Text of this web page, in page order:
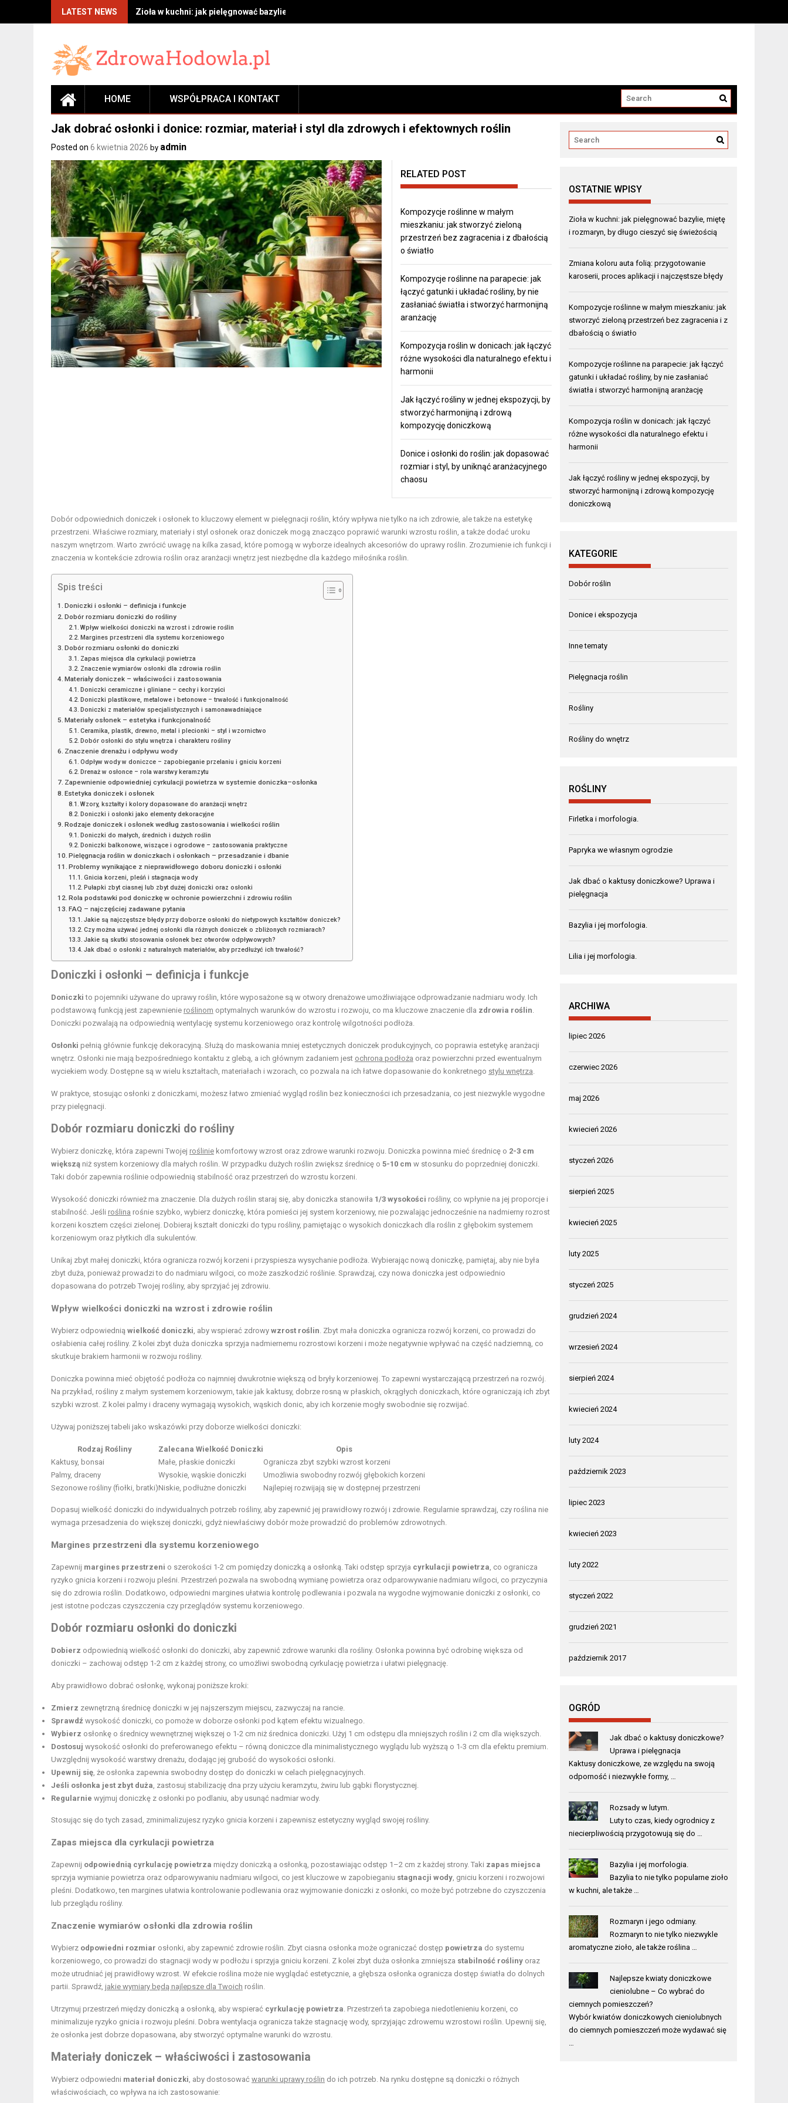
LATEST NEWS Zioła w kuchni: jak pielęgnować bazylie, miętę i rozmaryn, by długo cieszyć się świeżością
HOME WSPÓŁPRACA I KONTAKT
Jak dobrać osłonki i donice: rozmiar, materiał i styl dla zdrowych i efektownych roślin
Posted on 6 kwietnia 2026 by admin
RELATED POST
Kompozycje roślinne w małym
mieszkaniu: jak stworzyć zieloną
przestrzeń bez zagracenia i z dbałością
o światło
Kompozycje roślinne na parapecie: jak
łączyć gatunki i układać rośliny, by nie
zasłaniać światła i stworzyć harmonijną
aranżację
Kompozycja roślin w donicach: jak łączyć
różne wysokości dla naturalnego efektu i
harmonii
Jak łączyć rośliny w jednej ekspozycji, by
stworzyć harmonijną i zdrową
kompozycję doniczkową
Donice i osłonki do roślin: jak dopasować
rozmiar i styl, by uniknąć aranżacyjnego
chaosu
Dobór odpowiednich doniczek i osłonek to kluczowy element w pielęgnacji roślin, który wpływa nie tylko na ich zdrowie, ale także na estetykę
przestrzeni. Właściwe rozmiary, materiały i styl osłonek oraz doniczek mogą znacząco poprawić warunki wzrostu roślin, a także dodać uroku
naszym wnętrzom. Warto zwrócić uwagę na kilka zasad, które pomogą w wyborze idealnych akcesoriów do uprawy roślin. Zrozumienie ich funkcji i
znaczenia w kontekście zdrowia roślin oraz aranżacji wnętrz jest niezbędne dla każdego miłośnika roślin.
Spis treści
Doniczki i osłonki – definicja i funkcje
Dobór rozmiaru doniczki do rośliny
Wpływ wielkości doniczki na wzrost i zdrowie roślin
Margines przestrzeni dla systemu korzeniowego
Dobór rozmiaru osłonki do doniczki
Zapas miejsca dla cyrkulacji powietrza
Znaczenie wymiarów osłonki dla zdrowia roślin
Materiały doniczek – właściwości i zastosowania
Doniczki ceramiczne i gliniane – cechy i korzyści
Doniczki plastikowe, metalowe i betonowe – trwałość i funkcjonalność
Doniczki z materiałów specjalistycznych i samonawadniające
Materiały osłonek – estetyka i funkcjonalność
Ceramika, plastik, drewno, metal i plecionki – styl i wzornictwo
Dobór osłonki do stylu wnętrza i charakteru rośliny
Znaczenie drenażu i odpływu wody
Odpływ wody w doniczce – zapobieganie przelaniu i gniciu korzeni
Drenaż w osłonce – rola warstwy keramzytu
Zapewnienie odpowiedniej cyrkulacji powietrza w systemie doniczka–osłonka
Estetyka doniczek i osłonek
Wzory, kształty i kolory dopasowane do aranżacji wnętrz
Doniczki i osłonki jako elementy dekoracyjne
Rodzaje doniczek i osłonek według zastosowania i wielkości roślin
Doniczki do małych, średnich i dużych roślin
Doniczki balkonowe, wiszące i ogrodowe – zastosowania praktyczne
Pielęgnacja roślin w doniczkach i osłonkach – przesadzanie i dbanie
Problemy wynikające z nieprawidłowego doboru doniczki i osłonki
Gnicia korzeni, pleśń i stagnacja wody
Pułapki zbyt ciasnej lub zbyt dużej doniczki oraz osłonki
Rola podstawki pod doniczkę w ochronie powierzchni i zdrowiu roślin
FAQ – najczęściej zadawane pytania
Jakie są najczęstsze błędy przy doborze osłonki do nietypowych kształtów doniczek?
Czy można używać jednej osłonki dla różnych doniczek o zbliżonych rozmiarach?
Jakie są skutki stosowania osłonek bez otworów odpływowych?
Jak dbać o osłonki z naturalnych materiałów, aby przedłużyć ich trwałość?
Doniczki i osłonki – definicja i funkcje
Doniczki to pojemniki używane do uprawy roślin, które wyposażone są w otwory drenażowe umożliwiające odprowadzanie nadmiaru wody. Ich
podstawową funkcją jest zapewnienie roślinom optymalnych warunków do wzrostu i rozwoju, co ma kluczowe znaczenie dla zdrowia roślin
Doniczki pozwalają na odpowiednią wentylację systemu korzeniowego oraz kontrolę wilgotności podłoża.
Osłonki pełnią głównie funkcję dekoracyjną. Służą do maskowania mniej estetycznych doniczek produkcyjnych, co poprawia estetykę aranżacji
wnętrz. Osłonki nie mają bezpośredniego kontaktu z glebą, a ich głównym zadaniem jest ochrona podłoża oraz powierzchni przed ewentualnym
wyciekiem wody. Dostępne są w wielu kształtach, materiałach i wzorach, co pozwala na ich łatwe dopasowanie do konkretnego stylu wnętrza
W praktyce, stosując osłonki z doniczkami, możesz łatwo zmieniać wygląd roślin bez konieczności ich przesadzania, co jest niezwykle wygodne
przy pielęgnacji.
Dobór rozmiaru doniczki do rośliny
Wybierz doniczkę, która zapewni Twojej roślinie komfortowy wzrost oraz zdrowe warunki rozwoju. Doniczka powinna mieć średnicę o 2-3 cm
większą niż system korzeniowy dla małych roślin. W przypadku dużych roślin zwiększ średnicę o 5-10 cm w stosunku do poprzedniej doniczki.
Taki dobór zapewnia roślinie odpowiednią stabilność oraz przestrzeń do wzrostu korzeni.
Wysokość doniczki również ma znaczenie. Dla dużych roślin staraj się, aby doniczka stanowiła 1/3 wysokości rośliny, co wpłynie na jej proporcje i
stabilność. Jeśli roślina rośnie szybko, wybierz doniczkę, która pomieści jej system korzeniowy, nie pozwalając jednocześnie na nadmierny rozrost
korzeni kosztem części zielonej. Dobieraj kształt doniczki do typu rośliny, pamiętając o wysokich doniczkach dla roślin z głębokim systemem
korzeniowym oraz płytkich dla sukulentów.
Unikaj zbyt małej doniczki, która ogranicza rozwój korzeni i przyspiesza wysychanie podłoża. Wybierając nową doniczkę, pamiętaj, aby nie była
zbyt duża, ponieważ prowadzi to do nadmiaru wilgoci, co może zaszkodzić roślinie. Sprawdzaj, czy nowa doniczka jest odpowiednio
dopasowana do potrzeb Twojej rośliny, aby sprzyjać jej zdrowiu.
Wpływ wielkości doniczki na wzrost i zdrowie roślin
Wybierz odpowiednią wielkość doniczki , aby wspierać zdrowy wzrost roślin . Zbyt mała doniczka ogranicza rozwój korzeni, co prowadzi do
osłabienia całej rośliny. Z kolei zbyt duża doniczka sprzyja nadmiernemu rozrostowi korzeni i może negatywnie wpływać na część nadziemną, co
skutkuje brakiem harmonii w rozwoju rośliny.
Doniczka powinna mieć objętość podłoża co najmniej dwukrotnie większą od bryły korzeniowej. To zapewni wystarczającą przestrzeń na rozwój.
Na przykład, rośliny z małym systemem korzeniowym, takie jak kaktusy, dobrze rosną w płaskich, okrągłych doniczkach, które ograniczają ich zbyt
szybki wzrost. Z kolei palmy i draceny wymagają wysokich, wąskich donic, aby ich korzenie mogły swobodnie się rozwijać.
Używaj poniższej tabeli jako wskazówki przy doborze wielkości doniczki:
Rodzaj Rośliny Zalecana Wielkość Doniczki
Opis
Kaktusy, bonsai
Małe, płaskie doniczki
Ogranicza zbyt szybki wzrost korzeni
Palmy, draceny
Wysokie, wąskie doniczki
Umożliwia swobodny rozwój głębokich korzeni
Sezonowe rośliny (fiołki, bratki)Niskie, podłużne doniczki Najlepiej rozwijają się w dostępnej przestrzeni
Dopasuj wielkość doniczki do indywidualnych potrzeb rośliny, aby zapewnić jej prawidłowy rozwój i zdrowie. Regularnie sprawdzaj, czy roślina nie
wymaga przesadzenia do większej doniczki, gdyż niewłaściwy dobór może prowadzić do problemów zdrowotnych.
Margines przestrzeni dla systemu korzeniowego
Zapewnij margines przestrzeni o szerokości 1-2 cm pomiędzy doniczką a osłonką. Taki odstęp sprzyja cyrkulacji powietrza , co ogranicza
ryzyko gnicia korzeni i rozwoju pleśni. Przestrzeń pozwala na swobodną wymianę powietrza oraz odparowywanie nadmiaru wilgoci, co przyczynia
się do zdrowia roślin. Dodatkowo, odpowiedni margines ułatwia kontrolę podlewania i pozwala na wygodne wyjmowanie doniczki z osłonki, co
jest istotne podczas czyszczenia czy przeglądów systemu korzeniowego.
Dobór rozmiaru osłonki do doniczki
Dobierz odpowiednią wielkość osłonki do doniczki, aby zapewnić zdrowe warunki dla rośliny. Osłonka powinna być odrobinę większa od
doniczki – zachowaj odstęp 1-2 cm z każdej strony, co umożliwi swobodną cyrkulację powietrza i ułatwi pielęgnację.
Aby prawidłowo dobrać osłonkę, wykonaj poniższe kroki:
Zmierz zewnętrzną średnicę doniczki w jej najszerszym miejscu, zazwyczaj na rancie.
Sprawdź wysokość doniczki, co pomoże w doborze osłonki pod kątem efektu wizualnego.
Wybierz osłonkę o średnicy wewnętrznej większej o 1-2 cm niż średnica doniczki. Użyj 1 cm odstępu dla mniejszych roślin i 2 cm dla większych.
Dostosuj wysokość osłonki do preferowanego efektu – równą doniczce dla minimalistycznego wyglądu lub wyższą o 1-3 cm dla efektu premium.
Uwzględnij wysokość warstwy drenażu, dodając jej grubość do wysokości osłonki.
Upewnij się , że osłonka zapewnia swobodny dostęp do doniczki w celach pielęgnacyjnych.
Jeśli osłonka jest zbyt duża , zastosuj stabilizację dna przy użyciu keramzytu, żwiru lub gąbki florystycznej.
Regularnie wyjmuj doniczkę z osłonki po podlaniu, aby usunąć nadmiar wody.
Stosując się do tych zasad, zminimalizujesz ryzyko gnicia korzeni i zapewnisz estetyczny wygląd swojej rośliny.
Zapas miejsca dla cyrkulacji powietrza
Zapewnij odpowiednią cyrkulację powietrza między doniczką a osłonką, pozostawiając odstęp 1–2 cm z każdej strony. Taki zapas miejsca
sprzyja wymianie powietrza oraz odparowywaniu nadmiaru wilgoci, co jest kluczowe w zapobieganiu stagnacji wody , gniciu korzeni i rozwojowi
pleśni. Dodatkowo, ten margines ułatwia kontrolowanie podlewania oraz wyjmowanie doniczki z osłonki, co może być potrzebne do czyszczenia
lub przeglądu rośliny.
Znaczenie wymiarów osłonki dla zdrowia roślin
Wybierz odpowiedni rozmiar osłonki, aby zapewnić zdrowie roślin. Zbyt ciasna osłonka może ograniczać dostęp powietrza do systemu
korzeniowego, co prowadzi do stagnacji wody w podłożu i sprzyja gniciu korzeni. Z kolei zbyt duża osłonka zmniejsza stabilność rośliny oraz
może utrudniać jej prawidłowy wzrost. W efekcie roślina może nie wyglądać estetycznie, a głębsza osłonka ogranicza dostęp światła do dolnych
partii. Sprawdź, jakie wymiary będą najlepsze dla Twoich roślin.
Utrzymuj przestrzeń między doniczką a osłonką, aby wspierać cyrkulację powietrza . Przestrzeń ta zapobiega niedotlenieniu korzeni, co
minimalizuje ryzyko gnicia i rozwoju pleśni. Dobra wentylacja ogranicza także stagnację wody, sprzyjając zdrowemu wzrostowi roślin. Upewnij się,
że osłonka jest dobrze dopasowana, aby stworzyć optymalne warunki do wzrostu.
Materiały doniczek – właściwości i zastosowania
Wybierz odpowiedni materiał doniczki , aby dostosować warunki uprawy roślin do ich potrzeb. Na rynku dostępne są doniczki o różnych
właściwościach, co wpływa na ich zastosowanie:
OSTATNIE WPISY
Zioła w kuchni: jak pielęgnować bazylie, miętę
i rozmaryn, by długo cieszyć się świeżością
Zmiana koloru auta folią: przygotowanie
karoserii, proces aplikacji i najczęstsze błędy
Kompozycje roślinne w małym mieszkaniu: jak
stworzyć zieloną przestrzeń bez zagracenia i z
dbałością o światło
Kompozycje roślinne na parapecie: jak łączyć
gatunki i układać rośliny, by nie zasłaniać
światła i stworzyć harmonijną aranżację
Kompozycja roślin w donicach: jak łączyć
różne wysokości dla naturalnego efektu i
harmonii
Jak łączyć rośliny w jednej ekspozycji, by
stworzyć harmonijną i zdrową kompozycję
doniczkową
KATEGORIE
Dobór roślin
Donice i ekspozycja
Inne tematy
Pielęgnacja roślin
Rośliny
Rośliny do wnętrz
ROŚLINY
Firletka i morfologia.
Papryka we własnym ogrodzie
Jak dbać o kaktusy doniczkowe? Uprawa i
pielęgnacja
Bazylia i jej morfologia.
Lilia i jej morfologia.
ARCHIWA
lipiec 2026
czerwiec 2026
maj 2026
kwiecień 2026
styczeń 2026
sierpień 2025
kwiecień 2025
luty 2025
styczeń 2025
grudzień 2024
wrzesień 2024
sierpień 2024
kwiecień 2024
luty 2024
październik 2023
lipiec 2023
kwiecień 2023
luty 2022
styczeń 2022
grudzień 2021
październik 2017
OGRÓD
Jak dbać o kaktusy doniczkowe?
Uprawa i pielęgnacja
Kaktusy doniczkowe, ze względu na swoją
odporność i niezwykłe formy, …
Rozsady w lutym.
Luty to czas, kiedy ogrodnicy z
niecierpliwością przygotowują się do …
Bazylia i jej morfologia.
Bazylia to nie tylko popularne zioło
w kuchni, ale także …
Rozmaryn i jego odmiany.
Rozmaryn to nie tylko niezwykle
aromatyczne zioło, ale także roślina …
Najlepsze kwiaty doniczkowe
cieniolubne – Co wybrać do
ciemnych pomieszczeń?
Wybór kwiatów doniczkowych cieniolubnych
do ciemnych pomieszczeń może wydawać się